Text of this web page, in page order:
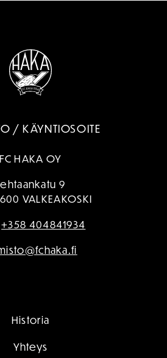
/ KÄYNTIOSOITE
FC HAKA OY
9
VALKEAKOSKI
+358 404841934
Historia
Yhteys